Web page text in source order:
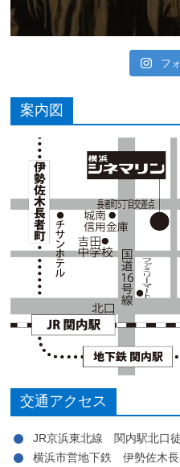
フ
案内図
交通アクセス
JR京浜東北線 関内駅北口
横浜市営地下鉄 伊勢佐木